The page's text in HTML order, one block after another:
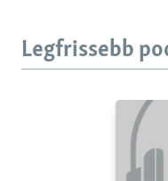
Legfrissebb